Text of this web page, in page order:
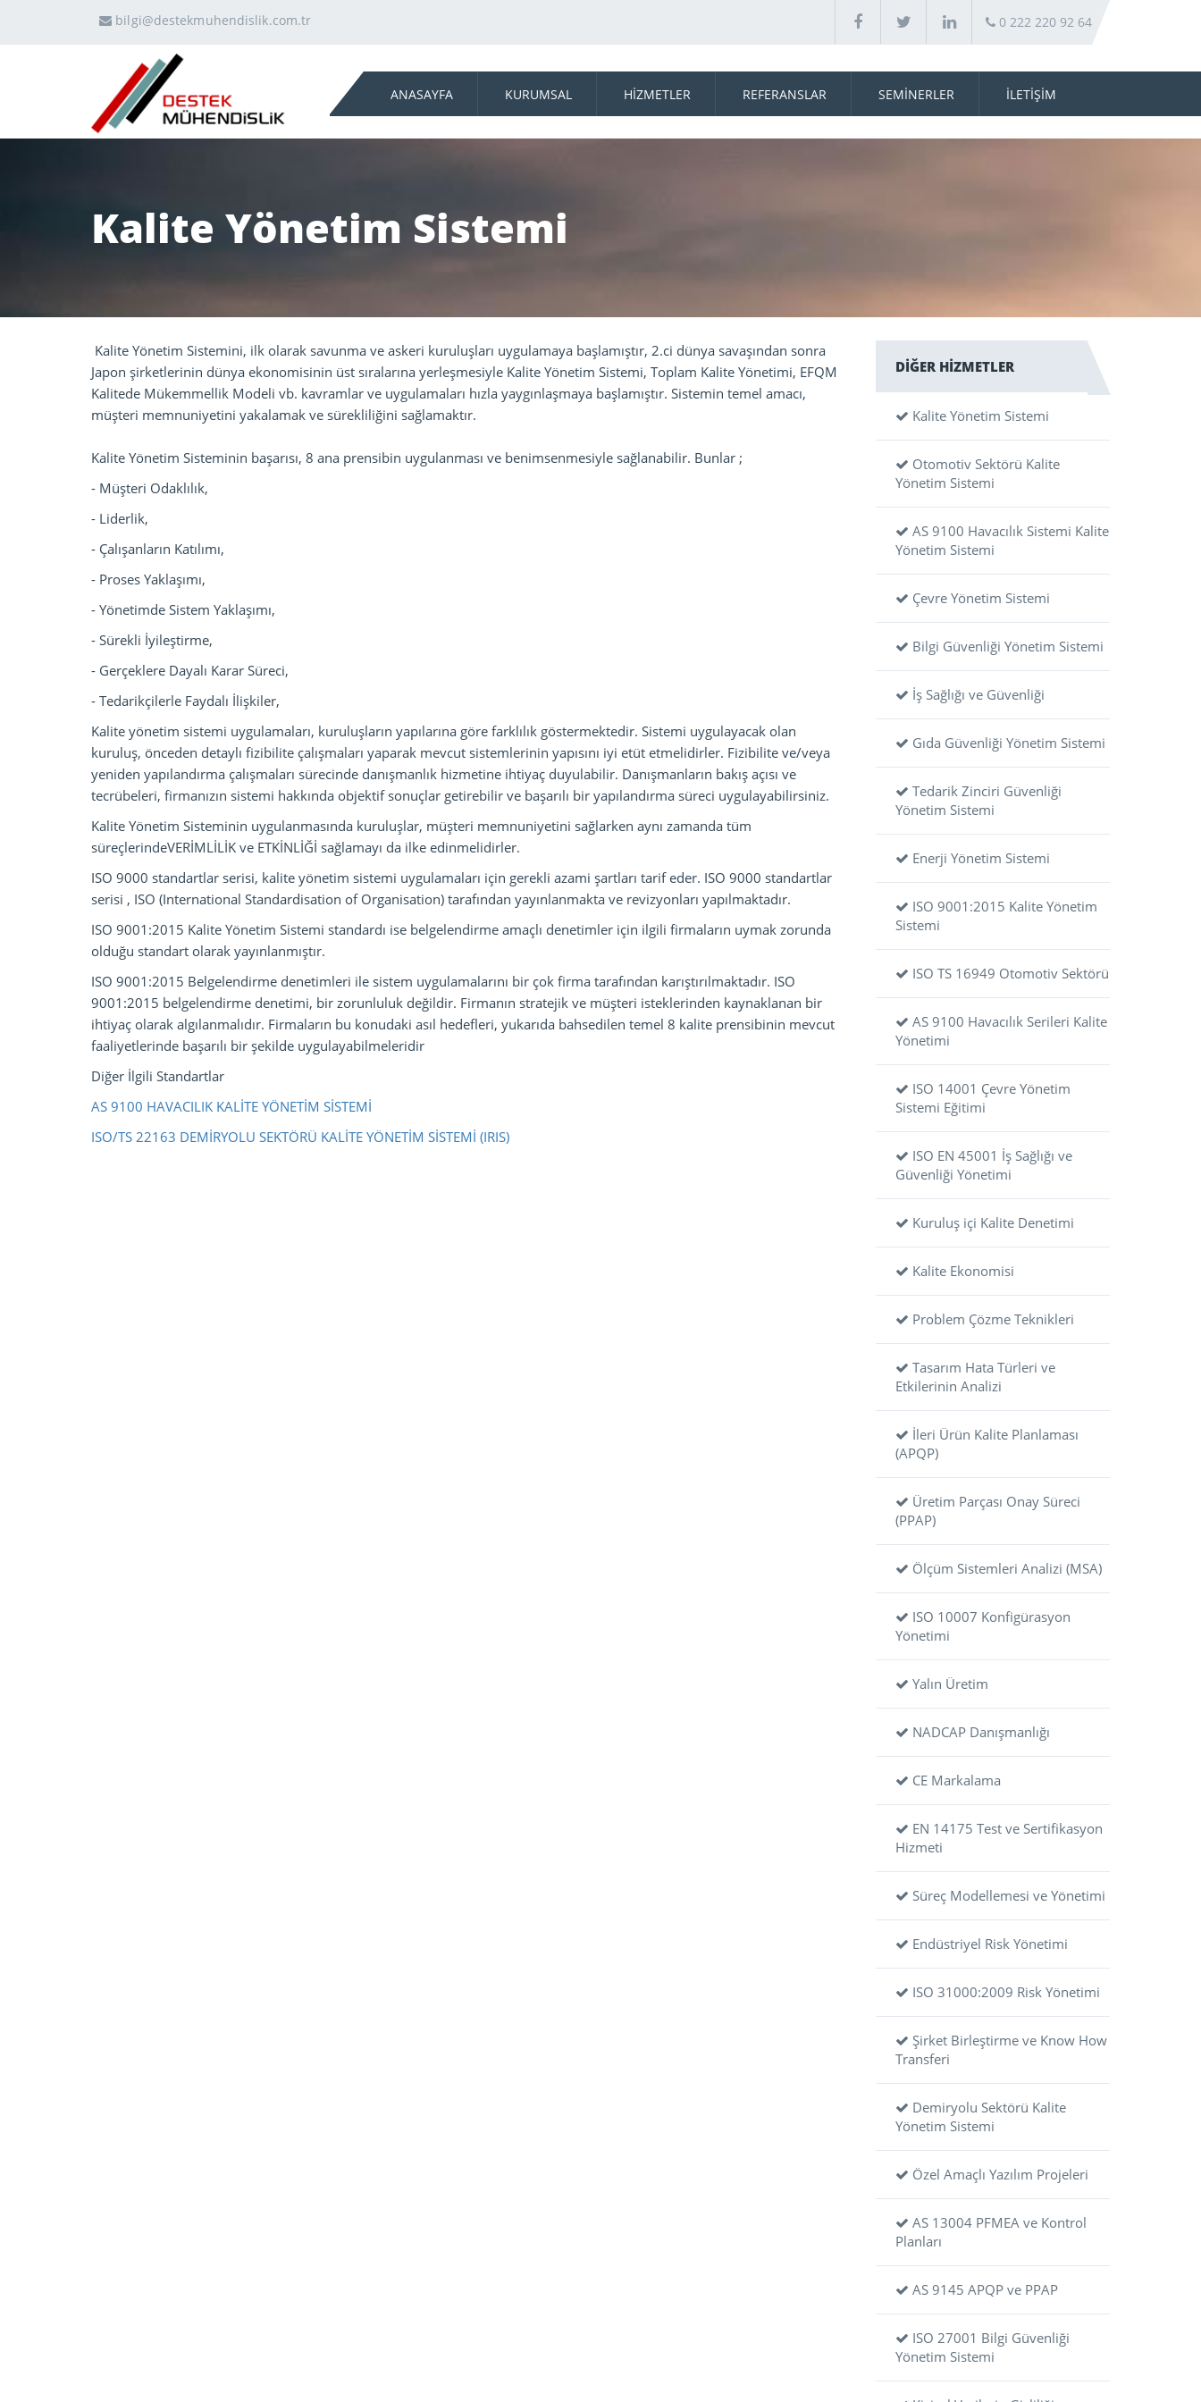
bilgi@destekmuhendislik.com.tr 0 222 220 92 64
ANASAYFA KURUMSAL HİZMETLER REFERANSLAR SEMİNERLER İLETİŞİM
Kalite Yönetim Sistemi
Kalite Yönetim Sistemini, ilk olarak savunma ve askeri kuruluşları uygulamaya başlamıştır, 2.ci dünya savaşından sonra
Japon şirketlerinin dünya ekonomisinin üst sıralarına yerleşmesiyle Kalite Yönetim Sistemi, Toplam Kalite Yönetimi, EFQM
Kalitede Mükemmellik Modeli vb. kavramlar ve uygulamaları hızla yaygınlaşmaya başlamıştır. Sistemin temel amacı,
müşteri memnuniyetini yakalamak ve sürekliliğini sağlamaktır.
Kalite Yönetim Sisteminin başarısı, 8 ana prensibin uygulanması ve benimsenmesiyle sağlanabilir. Bunlar ;
- Müşteri Odaklılık,
- Liderlik,
- Çalışanların Katılımı,
- Proses Yaklaşımı,
- Yönetimde Sistem Yaklaşımı,
- Sürekli İyileştirme,
- Gerçeklere Dayalı Karar Süreci,
- Tedarikçilerle Faydalı İlişkiler,
Kalite yönetim sistemi uygulamaları, kuruluşların yapılarına göre farklılık göstermektedir. Sistemi uygulayacak olan
kuruluş, önceden detaylı fizibilite çalışmaları yaparak mevcut sistemlerinin yapısını iyi etüt etmelidirler. Fizibilite ve/veya
yeniden yapılandırma çalışmaları sürecinde danışmanlık hizmetine ihtiyaç duyulabilir. Danışmanların bakış açısı ve
tecrübeleri, firmanızın sistemi hakkında objektif sonuçlar getirebilir ve başarılı bir yapılandırma süreci uygulayabilirsiniz.
Kalite Yönetim Sisteminin uygulanmasında kuruluşlar, müşteri memnuniyetini sağlarken aynı zamanda tüm
süreçlerindeVERİMLİLİK ve ETKİNLİĞİ sağlamayı da ilke edinmelidirler.
ISO 9000 standartlar serisi, kalite yönetim sistemi uygulamaları için gerekli azami şartları tarif eder. ISO 9000 standartlar
serisi , ISO (International Standardisation of Organisation) tarafından yayınlanmakta ve revizyonları yapılmaktadır.
ISO 9001:2015 Kalite Yönetim Sistemi standardı ise belgelendirme amaçlı denetimler için ilgili firmaların uymak zorunda
olduğu standart olarak yayınlanmıştır.
ISO 9001:2015 Belgelendirme denetimleri ile sistem uygulamalarını bir çok firma tarafından karıştırılmaktadır. ISO
9001:2015 belgelendirme denetimi, bir zorunluluk değildir. Firmanın stratejik ve müşteri isteklerinden kaynaklanan bir
ihtiyaç olarak algılanmalıdır. Firmaların bu konudaki asıl hedefleri, yukarıda bahsedilen temel 8 kalite prensibinin mevcut
faaliyetlerinde başarılı bir şekilde uygulayabilmeleridir
Diğer İlgili Standartlar
AS 9100 HAVACILIK KALİTE YÖNETİM SİSTEMİ
ISO/TS 22163 DEMİRYOLU SEKTÖRÜ KALİTE YÖNETİM SİSTEMİ (IRIS)
DİĞER HİZMETLER
Kalite Yönetim Sistemi
Otomotiv Sektörü Kalite
Yönetim Sistemi
AS 9100 Havacılık Sistemi Kalite
Yönetim Sistemi
Çevre Yönetim Sistemi
Bilgi Güvenliği Yönetim Sistemi
İş Sağlığı ve Güvenliği
Gıda Güvenliği Yönetim Sistemi
Tedarik Zinciri Güvenliği
Yönetim Sistemi
Enerji Yönetim Sistemi
ISO 9001:2015 Kalite Yönetim
Sistemi
ISO TS 16949 Otomotiv Sektörü
AS 9100 Havacılık Serileri Kalite
Yönetimi
ISO 14001 Çevre Yönetim
Sistemi Eğitimi
ISO EN 45001 İş Sağlığı ve
Güvenliği Yönetimi
Kuruluş içi Kalite Denetimi
Kalite Ekonomisi
Problem Çözme Teknikleri
Tasarım Hata Türleri ve
Etkilerinin Analizi
İleri Ürün Kalite Planlaması
(APQP)
Üretim Parçası Onay Süreci
(PPAP)
Ölçüm Sistemleri Analizi (MSA)
ISO 10007 Konfigürasyon
Yönetimi
Yalın Üretim
NADCAP Danışmanlığı
CE Markalama
EN 14175 Test ve Sertifikasyon
Hizmeti
Süreç Modellemesi ve Yönetimi
Endüstriyel Risk Yönetimi
ISO 31000:2009 Risk Yönetimi
Şirket Birleştirme ve Know How
Transferi
Demiryolu Sektörü Kalite
Yönetim Sistemi
Özel Amaçlı Yazılım Projeleri
AS 13004 PFMEA ve Kontrol
Planları
AS 9145 APQP ve PPAP
ISO 27001 Bilgi Güvenliği
Yönetim Sistemi